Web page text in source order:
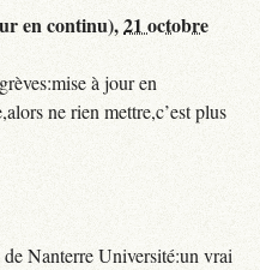
en continu),21 octobre
à jour en
ne rien mettre,c’est plus
Nanterre Université:un vrai